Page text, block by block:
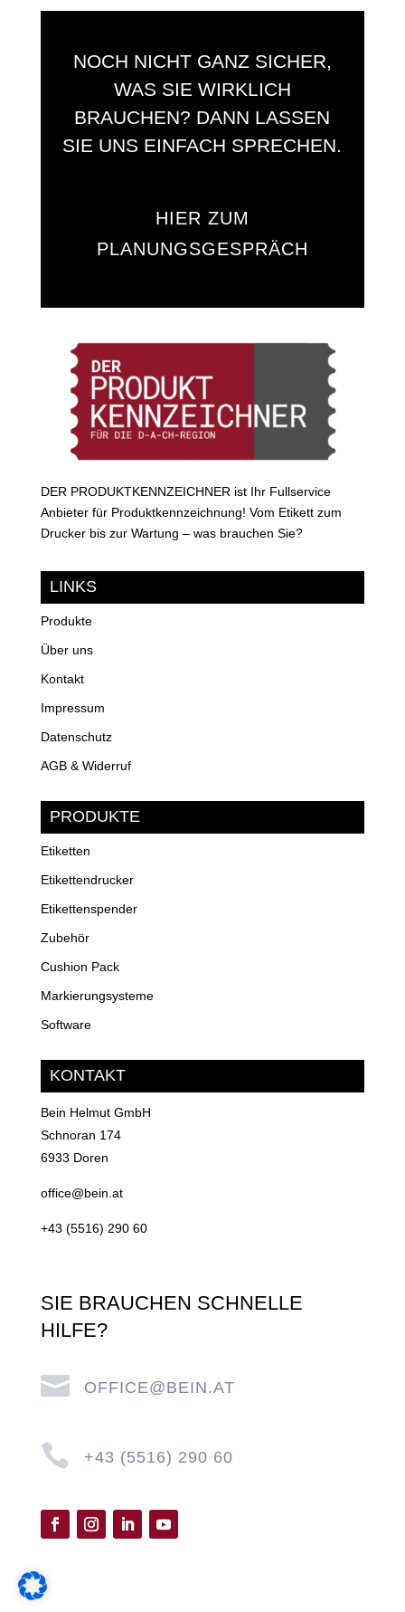
NOCH NICHT GANZ SICHER,
WAS SIE WIRKLICH
BRAUCHEN? DANN LASSEN
SIE UNS EINFACH SPRECHEN.
HIER ZUM
PLANUNGSGESPRÄCH
DER PRODUKTKENNZEICHNER ist Ihr Fullservice
Anbieter für Produktkennzeichnung! Vom Etikett zum
Drucker bis zur Wartung – was brauchen Sie?
LINKS
Produkte
Über uns
Kontakt
Impressum
Datenschutz
AGB & Widerruf
PRODUKTE
Etiketten
Etikettendrucker
Etikettenspender
Zubehör
Cushion Pack
Markierungsysteme
Software
KONTAKT
Bein Helmut GmbH
Schnoran 174
6933 Doren
office@bein.at
+43 (5516) 290 60
SIE BRAUCHEN SCHNELLE
HILFE?
 OFFICE@BEIN.AT
 +43 (5516) 290 60